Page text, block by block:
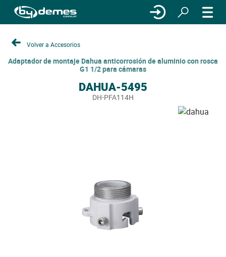
Volver a Accesorios
Adaptador de montaje Dahua anticorrosión de aluminio con rosca
G1 1/2 para cámaras
DAHUA-5495
DH-PFA114H